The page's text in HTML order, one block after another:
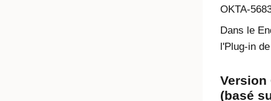
OKTA-
Dans le
l'Plug-in
Version
(basé